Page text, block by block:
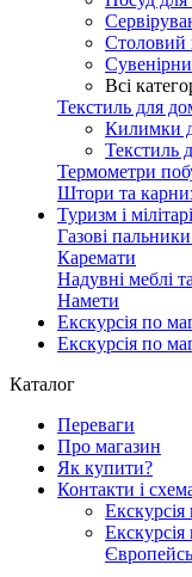
Столовий
Всі
Текстиль для
Килимки
Текстиль
Термометри
Штори та
Туризм і мілітарі
Газові
Каремати
Надувні меблі
Намети
Екскурсія по
Екскурсія по
Каталог
Переваги
Про магазин
Як купити?
Контакти і